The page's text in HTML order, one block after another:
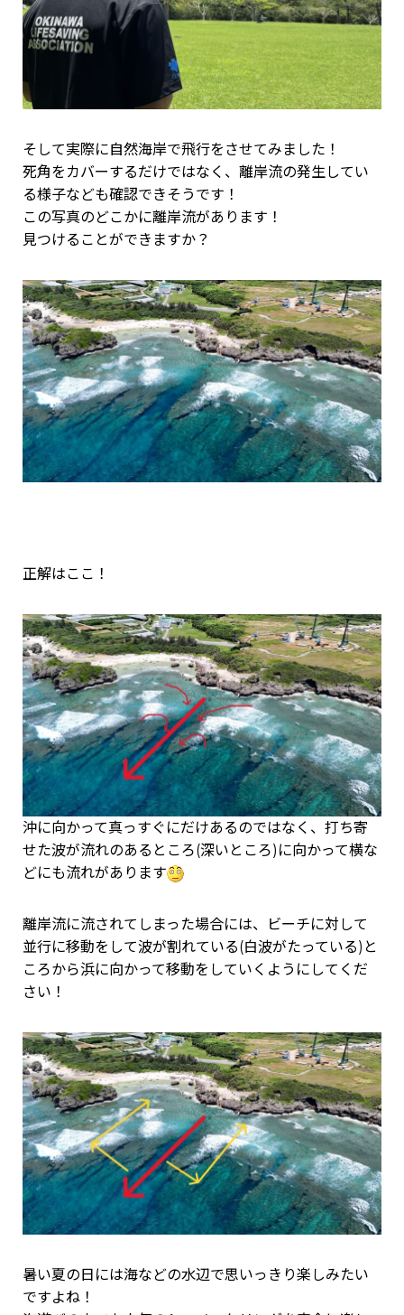
そして実際に自然海岸で飛行をさせてみました！
死角をカバーするだけではなく、離岸流の発生してい
る様子なども確認できそうです！
この写真のどこかに離岸流があります！
見つけることができますか？
正解はここ！
沖に向かって真っすぐにだけあるのではなく、打ち寄
せた波が流れのあるところ(深いところ)に向かって横な
どにも流れがあります
離岸流に流されてしまった場合には、ビーチに対して
並行に移動をして波が割れている(白波がたっている)と
ころから浜に向かって移動をしていくようにしてくだ
さい！
暑い夏の日には海などの水辺で思いっきり楽しみたい
ですよね！